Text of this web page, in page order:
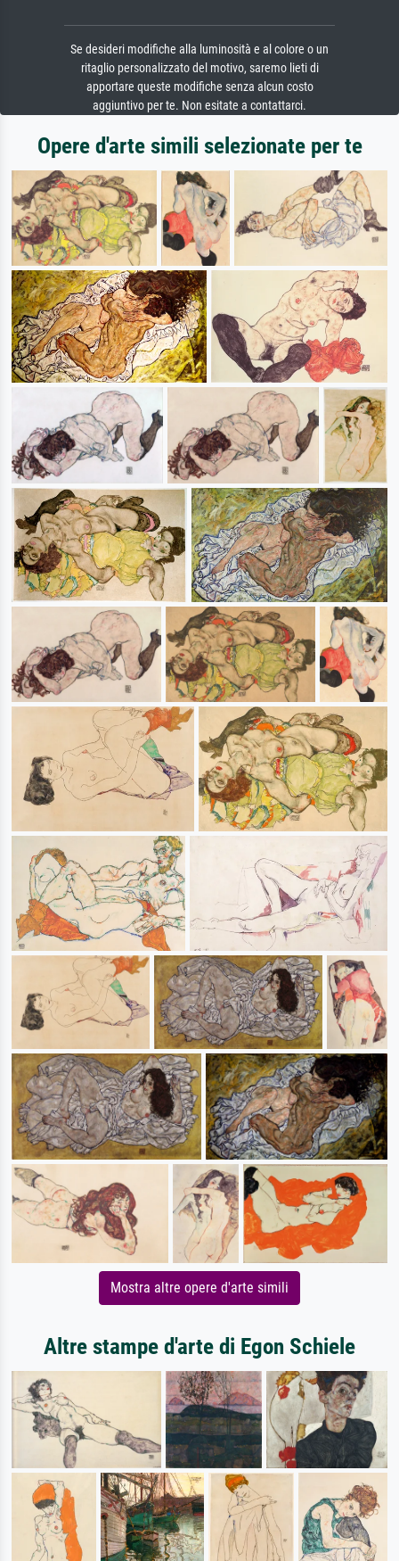
Se desideri modifiche alla luminosità e al colore o un
ritaglio personalizzato del motivo, saremo lieti di
apportare queste modifiche senza alcun costo
aggiuntivo per te. Non esitate a contattarci.
Opere d'arte simili selezionate per te
Mostra altre opere d'arte simili
Altre stampe d'arte di Egon Schiele